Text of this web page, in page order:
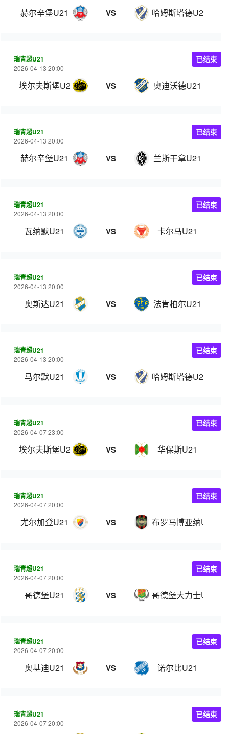
赫尔辛堡U21 VS 哈姆斯塔德U21
瑞青超U21
2026-04-13 20:00
埃尔夫斯堡U21 VS 奥迪沃德U21
已结束
瑞青超U21
2026-04-13 20:00
赫尔辛堡U21 VS 兰斯干拿U21
已结束
瑞青超U21
2026-04-13 20:00
瓦纳默U21 VS 卡尔马U21
已结束
瑞青超U21
2026-04-13 20:00
奥斯达U21 VS 法肯柏尔U21
已结束
瑞青超U21
2026-04-13 20:00
马尔默U21 VS 哈姆斯塔德U21
已结束
瑞青超U21
2026-04-07 23:00
埃尔夫斯堡U21 VS 华保斯U21
已结束
瑞青超U21
2026-04-07 20:00
尤尔加登U21 VS 布罗马博亚纳U21
已结束
瑞青超U21
2026-04-07 20:00
哥德堡U21 VS 哥德堡大力士U21
已结束
瑞青超U21
2026-04-07 20:00
奥基迪U21 VS 诺尔比U21
已结束
瑞青超U21
2026-04-07 20:00
已结束